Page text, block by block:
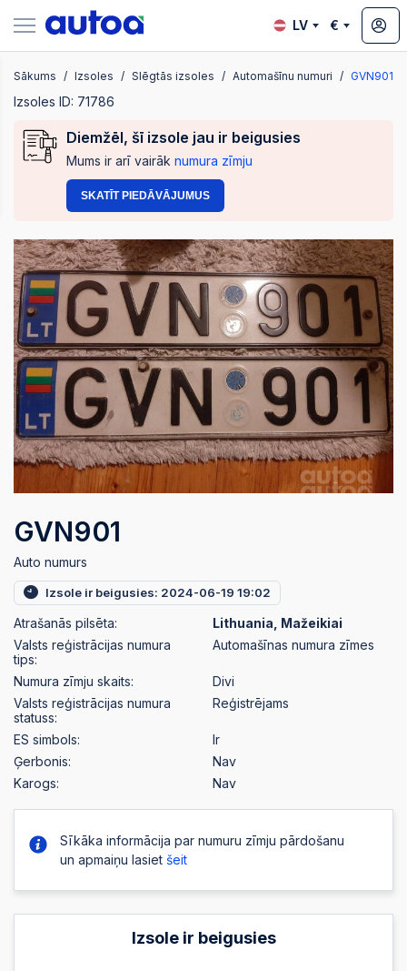
LV €
Sākums Izsoles Slēgtās izsoles Automašīnu numuri GVN901
Izsoles ID: 71786
Diemžēl, šī izsole jau ir beigusies
Mums ir arī vairāk numura zīmju
SKATĪT PIEDĀVĀJUMUS
GVN901
Auto numurs
Izsole ir beigusies: 2024-06-19 19:02
Atrašanās pilsēta:
Lithuania, Mažeikiai
Valsts reģistrācijas numura
tips:
Automašīnas numura zīmes
Numura zīmju skaits:
Divi
Valsts reģistrācijas numura
statuss:
Reģistrējams
ES simbols:
Ir
Ģerbonis:
Nav
Karogs:
Nav
Sīkāka informācija par numuru zīmju pārdošanu
un apmaiņu lasiet šeit
Izsole ir beigusies